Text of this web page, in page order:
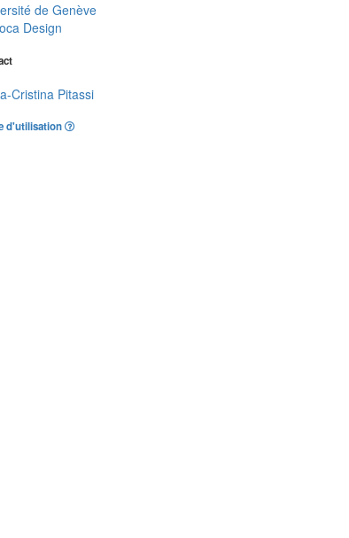
de Genève
Design
Cristina Pitassi
d'utilisation